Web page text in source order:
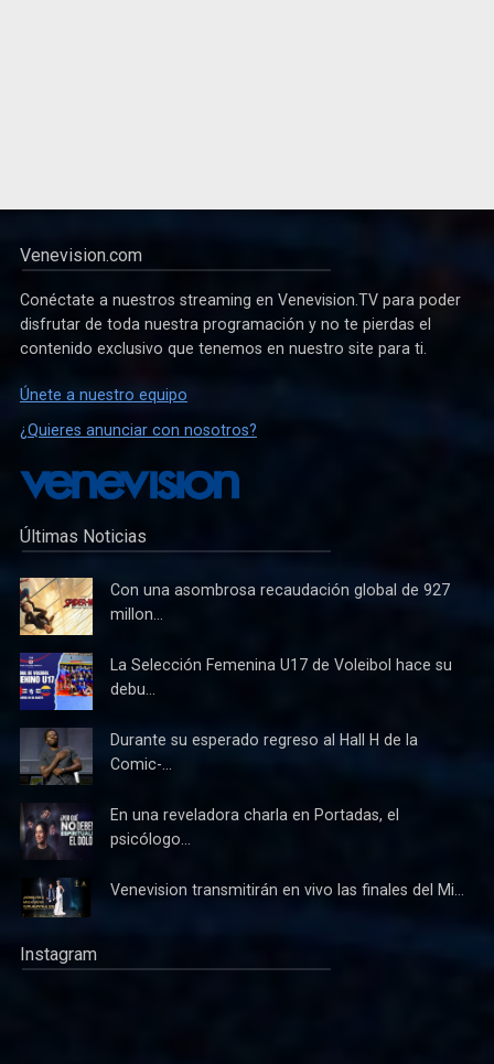
Venevision.com
Conéctate a nuestros streaming en Venevision.TV para poder
disfrutar de toda nuestra programación y no te pierdas el
contenido exclusivo que tenemos en nuestro site para ti.
Únete a nuestro equipo
¿Quieres anunciar con nosotros?
Últimas Noticias
Con una asombrosa recaudación global de 927
millon...
La Selección Femenina U17 de Voleibol hace su
debu...
Durante su esperado regreso al Hall H de la
Comic-...
En una reveladora charla en Portadas, el
psicólogo...
Venevision transmitirán en vivo las finales del Mi...
Instagram